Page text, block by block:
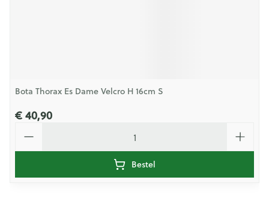
Bota Thorax Es Dame Velcro H 16cm S
€ 40,90
Bestel